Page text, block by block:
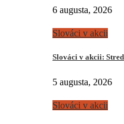
6 augusta, 2026
Slováci v akcii
Slováci v akcii:
5 augusta, 2026
Slováci v akcii